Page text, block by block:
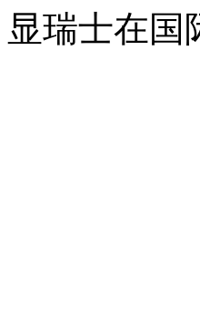
显瑞士在国